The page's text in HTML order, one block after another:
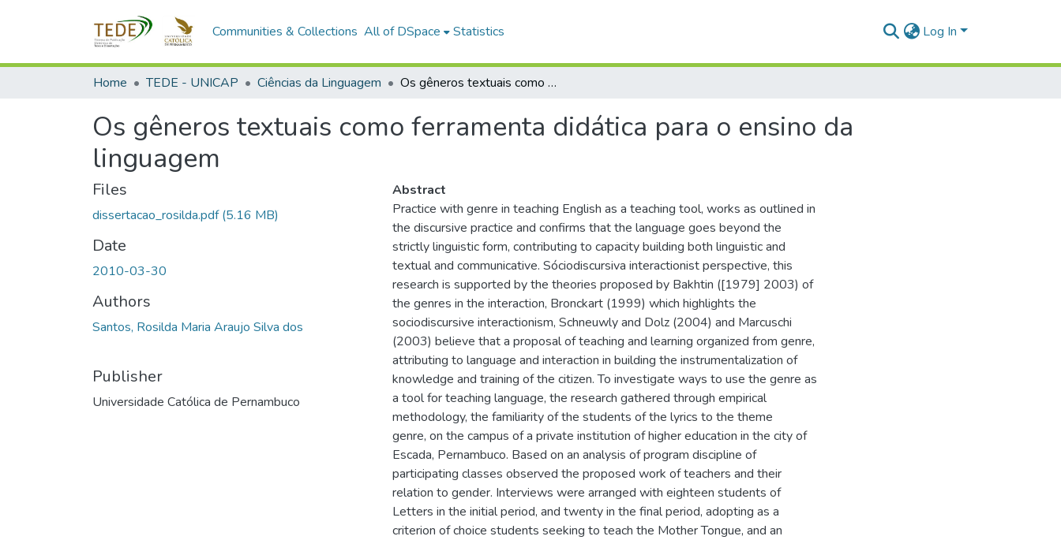
Communities & Collections All of DSpace Statistics Log In
Home TEDE - UNICAP Ciências da Linguagem Os gêneros textuais como ferramenta didática para o ensino da linguagem
Os gêneros textuais como ferramenta didática para o ensino da
linguagem
Files
dissertacao_rosilda.pdf(5.16 MB)
Date
2010-03-30
Authors
Santos, Rosilda Maria Araujo Silva dos
Publisher
Universidade Católica de Pernambuco
Abstract
Practice with genre in teaching English as a teaching tool, works as outlined in
the discursive practice and confirms that the language goes beyond the
strictly linguistic form, contributing to capacity building both linguistic and
textual and communicative. Sóciodiscursiva interactionist perspective, this
research is supported by the theories proposed by Bakhtin ([1979] 2003) of
the genres in the interaction, Bronckart (1999) which highlights the
sociodiscursive interactionism, Schneuwly and Dolz (2004) and Marcuschi
(2003) believe that a proposal of teaching and learning organized from genre,
attributing to language and interaction in building the instrumentalization of
knowledge and training of the citizen. To investigate ways to use the genre as
a tool for teaching language, the research gathered through empirical
methodology, the familiarity of the students of the lyrics to the theme
genre, on the campus of a private institution of higher education in the city of
Escada, Pernambuco. Based on an analysis of program discipline of
participating classes observed the proposed work of teachers and their
relation to gender. Interviews were arranged with eighteen students of
Letters in the initial period, and twenty in the final period, adopting as a
criterion of choice students seeking to teach the Mother Tongue, and an